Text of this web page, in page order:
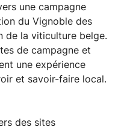
une campagne
du Vignoble des
de la viticulture belge.
de campagne et
une expérience
et savoir-faire local.
des sites